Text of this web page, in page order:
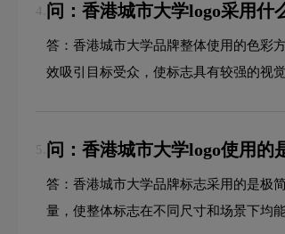
4. 问：香港城市大学logo采用什
答：香港城市大学品牌整体使用的色彩
效吸引目标受众，使标志具有较强的视觉
5. 问：香港城市大学logo使用的
答：香港城市大学品牌标志采用的是极
量，使整体标志在不同尺寸和场景下均